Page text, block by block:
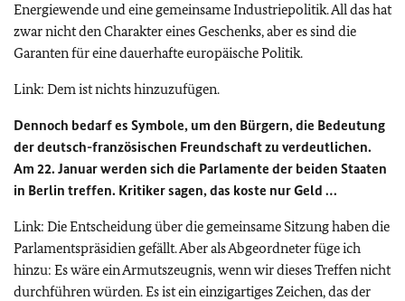
Energiewende und eine gemeinsame Industriepolitik. All das hat
zwar nicht den Charakter eines Geschenks, aber es sind die
Garanten für eine dauerhafte europäische Politik.
Link: Dem ist nichts hinzuzufügen.
Dennoch bedarf es Symbole, um den Bürgern, die Bedeutung
der deutsch-französischen Freundschaft zu verdeutlichen.
Am 22. Januar werden sich die Parlamente der beiden Staaten
in Berlin treffen. Kritiker sagen, das koste nur Geld …
Link: Die Entscheidung über die gemeinsame Sitzung haben die
Parlamentspräsidien gefällt. Aber als Abgeordneter füge ich
hinzu: Es wäre ein Armutszeugnis, wenn wir dieses Treffen nicht
durchführen würden. Es ist ein einzigartiges Zeichen, das der